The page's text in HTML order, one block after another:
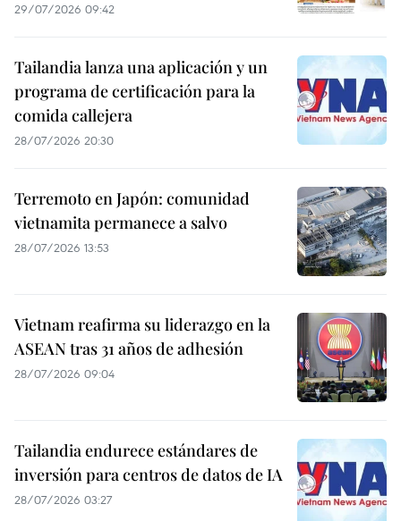
29/07/2026 09:42
Tailandia lanza una aplicación y un
programa de certificación para la
comida callejera
28/07/2026 20:30
Terremoto en Japón: comunidad
vietnamita permanece a salvo
28/07/2026 13:53
Vietnam reafirma su liderazgo en la
ASEAN tras 31 años de adhesión
28/07/2026 09:04
Tailandia endurece estándares de
inversión para centros de datos de IA
28/07/2026 03:27